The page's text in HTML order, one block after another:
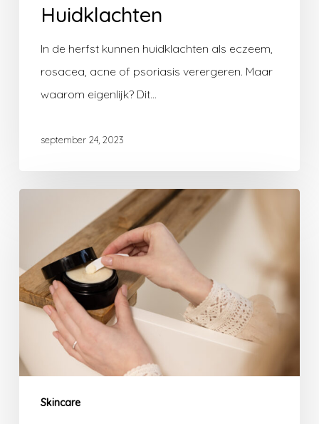
Huidklachten
In de herfst kunnen huidklachten als eczeem,
rosacea, acne of psoriasis verergeren. Maar
waarom eigenlijk? Dit…
september 24, 2023
Skincare